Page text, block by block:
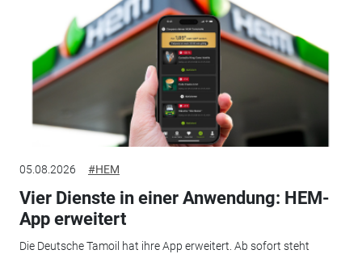
05.08.2026 #HEM
Vier Dienste in einer Anwendung: HEM-
App erweitert
Die Deutsche Tamoil hat ihre App erweitert. Ab sofort steht